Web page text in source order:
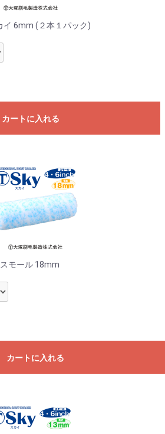
イ 6mm (２本１パック)
カートに入れる
モール 18mm
カートに入れる